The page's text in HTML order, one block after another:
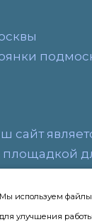
сайт
Наш
другие
Мы используем файлы
для улучшения